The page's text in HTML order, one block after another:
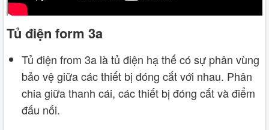
Tủ điện form 3a
Tủ điện from 3a là tủ điện hạ thế có sự phân vùng
bảo vệ giữa các thiết bị đóng cắt với nhau. Phân
chia giữa thanh cái, các thiết bị đóng cắt và điểm
đấu nối.